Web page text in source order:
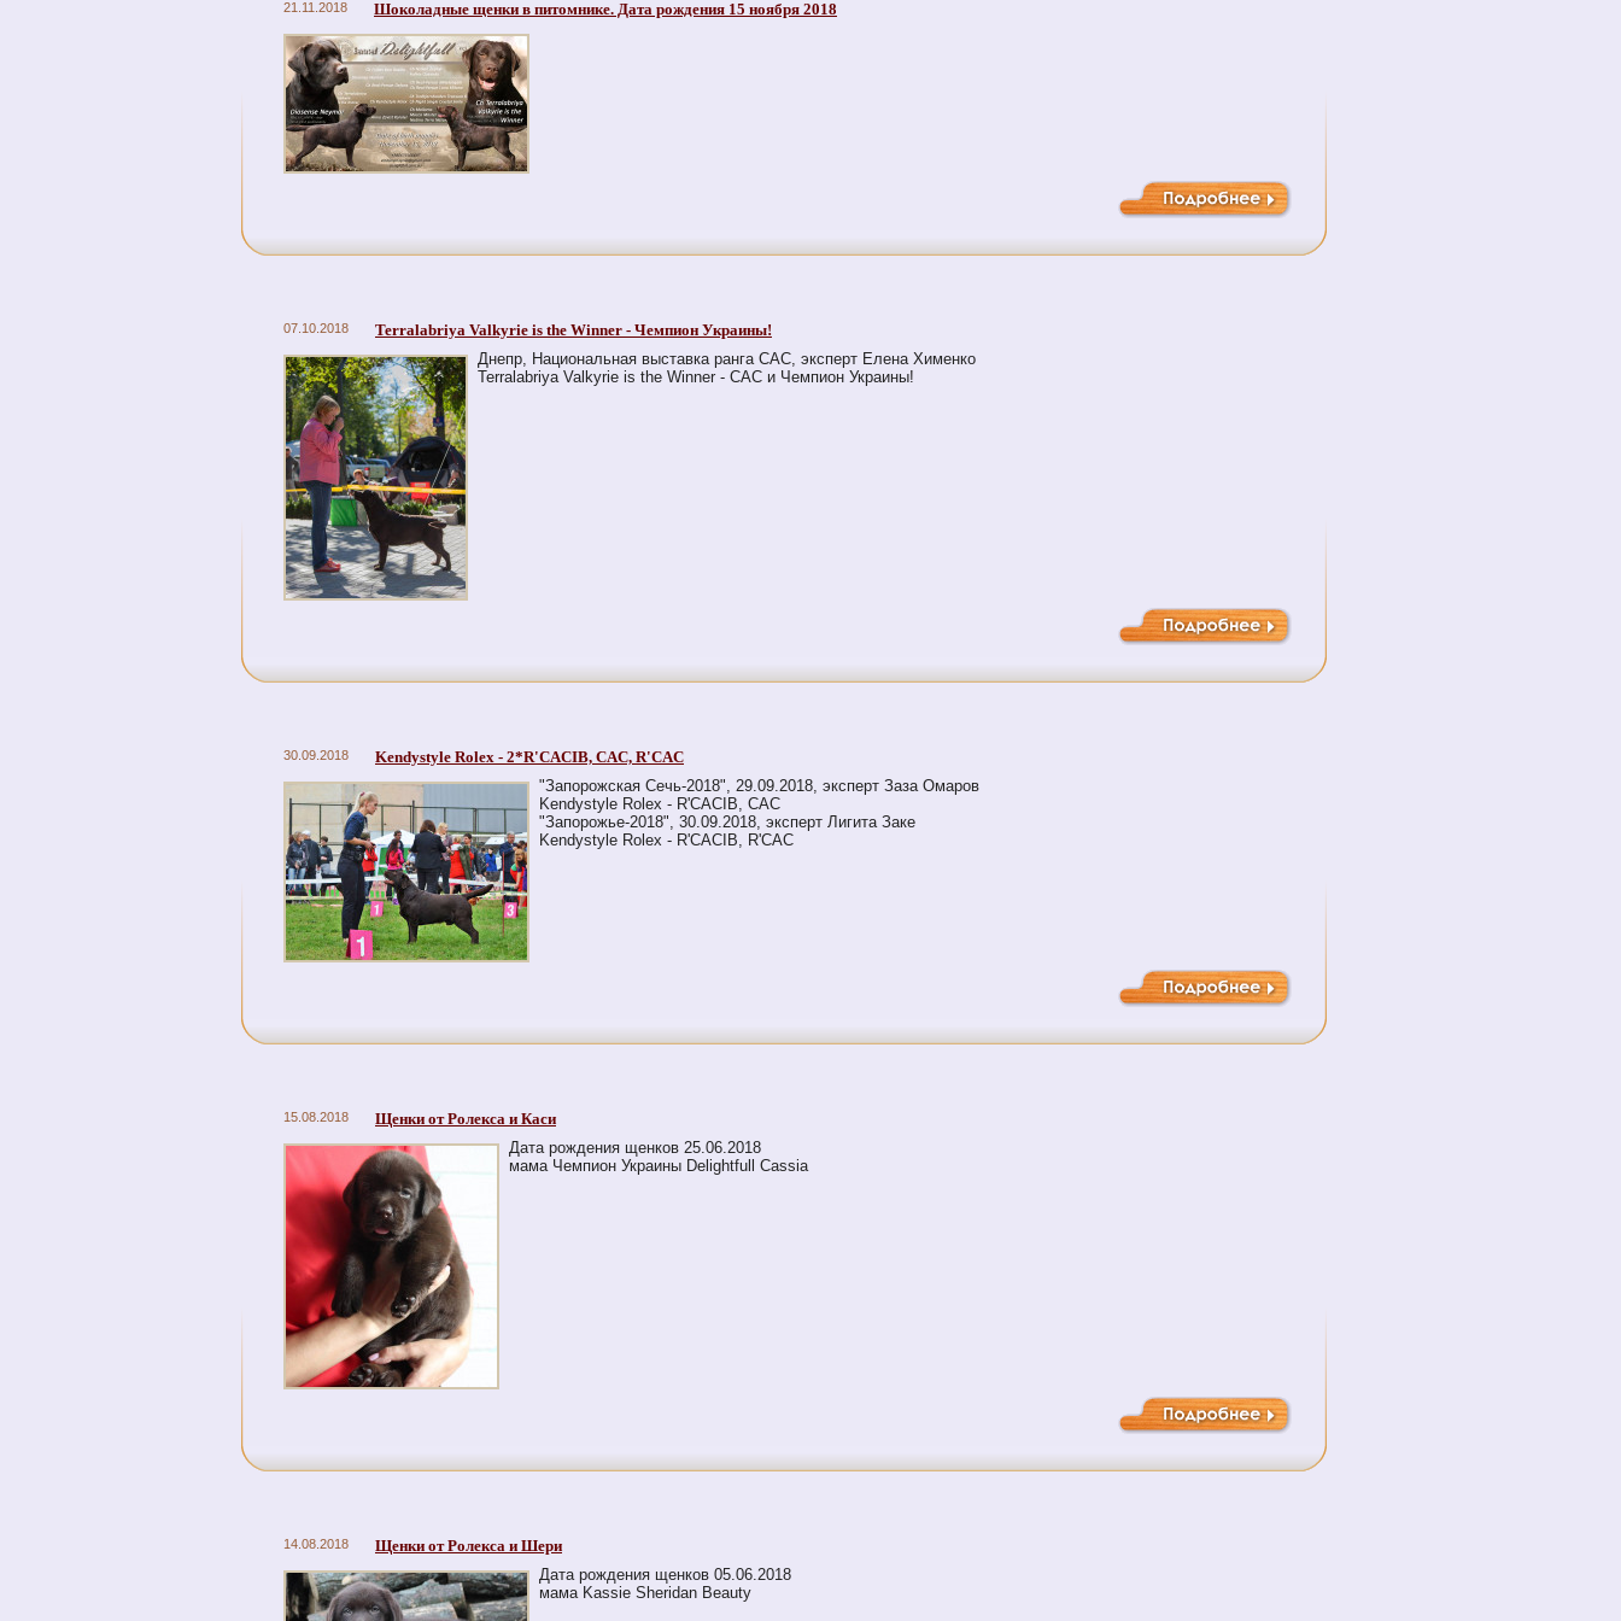
21.11.2018 Шоколадные щенки в питомнике. Дата рождения 15 ноября 2018
07.10.2018
Terralabriya Valkyrie is the Winner - Чемпион Украины!
Днепр, Национальная выставка ранга САС, эксперт Елена Хименко
Terralabriya Valkyrie is the Winner - CAC и Чемпион Украины!
30.09.2018
Kendystyle Rolex - 2*R'CACIB, CAC, R'CAC
"Запорожская Сечь-2018", 29.09.2018, эксперт Заза Омаров
Kendystyle Rolex - R'CACIB, CAC
"Запорожье-2018", 30.09.2018, эксперт Лигита Заке
Kendystyle Rolex - R'CACIB, R'CAC
15.08.2018
Щенки от Ролекса и Каси
Дата рождения щенков 25.06.2018
мама Чемпион Украины Delightfull Cassia
14.08.2018
Щенки от Ролекса и Шери
Дата рождения щенков 05.06.2018
мама Kassie Sheridan Beauty